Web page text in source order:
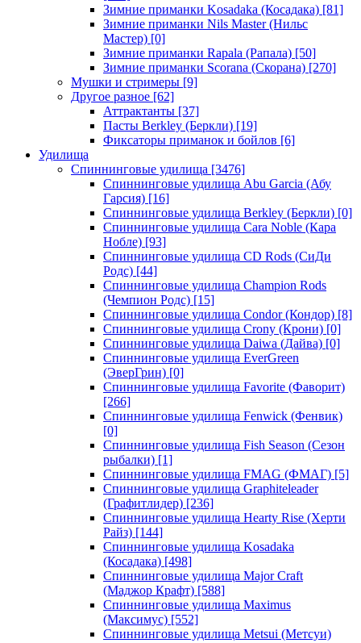
Зимние приманки Kosadaka (Косадака) [81]
Зимние приманки Nils Master (Нильс
Мастер) [0]
Зимние приманки Rapala (Рапала) [50]
Зимние приманки Scorana (Скорана) [270]
Мушки и стримеры [9]
Другое разное [62]
Аттрактанты [37]
Пасты Berkley (Беркли) [19]
Фиксаторы приманок и бойлов [6]
Удилища
Спиннинговые удилища [3476]
Спиннинговые удилища Abu Garcia (Абу
Гарсия) [16]
Спиннинговые удилища Berkley (Беркли) [0]
Спиннинговые удилища Cara Noble (Кара
Нобле) [93]
Спиннинговые удилища CD Rods (СиДи
Родс) [44]
Спиннинговые удилища Champion Rods
(Чемпион Родс) [15]
Спиннинговые удилища Condor (Кондор) [8]
Спиннинговые удилища Crony (Крони) [0]
Спиннинговые удилища Daiwa (Дайва) [0]
Спиннинговые удилища EverGreen
(ЭверГрин) [0]
Спиннинговые удилища Favorite (Фаворит)
[266]
Спиннинговые удилища Fenwick (Фенвик)
[0]
Спиннинговые удилища Fish Season (Сезон
рыбалки) [1]
Спиннинговые удилища FMAG (ФМАГ) [5]
Спиннинговые удилища Graphiteleader
(Графитлидер) [236]
Спиннинговые удилища Hearty Rise (Херти
Райз) [144]
Спиннинговые удилища Kosadaka
(Косадака) [498]
Спиннинговые удилища Major Craft
(Маджор Крафт) [588]
Спиннинговые удилища Maximus
(Максимус) [552]
Спиннинговые удилища Metsui (Метсуи)